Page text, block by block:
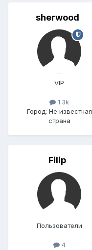
sherwood
VIP
1.3k
Город: Не известная
страна
Filip
Пользователи
4